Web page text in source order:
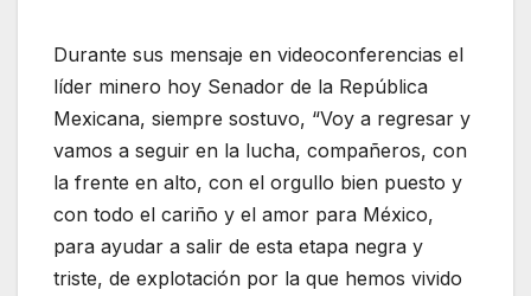
Durante sus mensaje en videoconferencias el
líder minero hoy Senador de la República
Mexicana, siempre sostuvo, “Voy a regresar y
vamos a seguir en la lucha, compañeros, con
la frente en alto, con el orgullo bien puesto y
con todo el cariño y el amor para México,
para ayudar a salir de esta etapa negra y
triste, de explotación por la que hemos vivido